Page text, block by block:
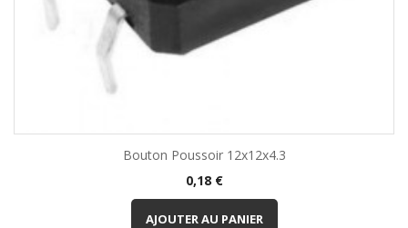
Bouton Poussoir 12x12x4.3
Prix
0,18 €
AJOUTER AU PANIER